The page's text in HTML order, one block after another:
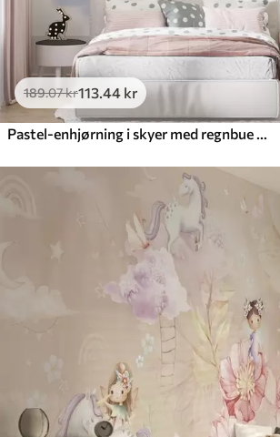
189.07kr113 .44 kr